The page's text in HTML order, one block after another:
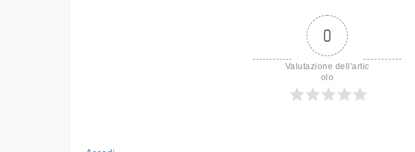
0
Valutazione dell'artic
olo